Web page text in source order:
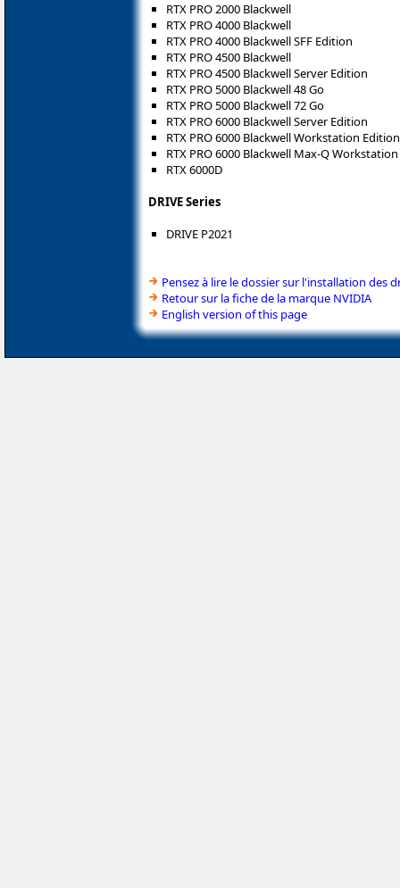
RTX PRO 2000 Blackwell
RTX PRO 4000 Blackwell
RTX PRO 4000 Blackwell SFF Edition
RTX PRO 4500 Blackwell
RTX PRO 4500 Blackwell Server Edition
RTX PRO 5000 Blackwell 48 Go
RTX PRO 5000 Blackwell 72 Go
RTX PRO 6000 Blackwell Server Edition
RTX PRO 6000 Blackwell Workstation Edition
RTX PRO 6000 Blackwell Max-Q
RTX 6000D
DRIVE Series
DRIVE P2021
Pensez à lire le dossier sur l'installation des
Retour sur la fiche de la marque NVIDIA
English version of this page